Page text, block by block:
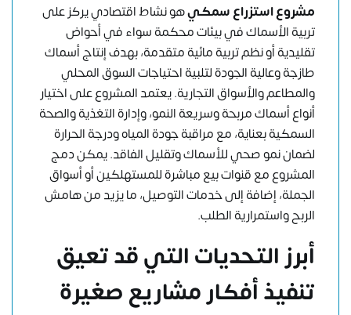
مشروع استزراع سمكيهو نشاط اقتصادي يركز على
تربية الأسماك في بيئات محكمة سواء في أحواض
تقليدية أو نظم تربية مائية متقدمة، بهدف إنتاج أسماك
طازجة وعالية الجودة لتلبية احتياجات السوق المحلي
والمطاعم والأسواق التجارية. يعتمد المشروع على اختيار
أنواع أسماك مربحة وسريعة النمو، وإدارة التغذية والصحة
السمكية بعناية، مع مراقبة جودة المياه ودرجة الحرارة
لضمان نمو صحي للأسماك وتقليل الفاقد. يمكن دمج
المشروع مع قنوات بيع مباشرة للمستهلكين أو أسواق
الجملة، إضافة إلى خدمات التوصيل، ما يزيد من هامش
الربح واستمرارية الطلب.
أبرز التحديات التي قد تعيق
تنفيذ أفكار مشاريع صغيرة